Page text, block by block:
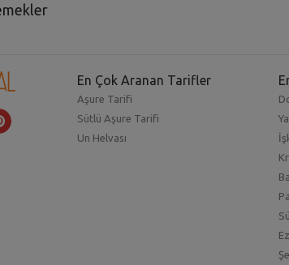
aylarında taze olarak manavlarımıza ve
soslu patlıcan musakka,patlıcanlı köfte
... daha
yemeklerinizin lezzetine lezzet katabilirsiniz.
eder. Patlıcanın olgun olanlarını tercih
tüketilmekte olan sebze türleri arasında
ve pek çok çeşidi bulunmaktadır.
isterseniz zeytinyağlı, isterseniz de etli
En Çok Aranan Tarifler
Aşure Tarifi
Sütlü Aşure Tarifi
Un Helvası